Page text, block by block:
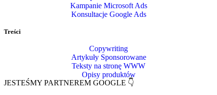
Kampanie Microsoft Ads
Konsultacje Google Ads
Treści
Copywriting
Artykuły Sponsorowane
Teksty na stronę WWW
Opisy produktów
JESTEŚMY PARTNEREM GOOGLE 👇